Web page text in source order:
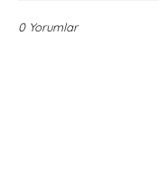
0 Yorumlar